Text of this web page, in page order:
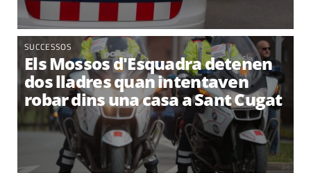
SUCCESSOS
Els Mossos d'Esquadra detenen
dos lladres quan intentaven
robar dins una casa a Sant Cugat